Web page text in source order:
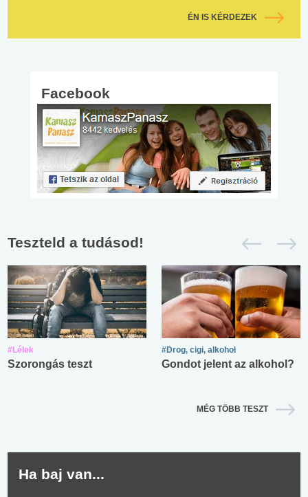
ÉN IS KÉRDEZEK
Facebook
Teszteld a tudásod!
#Lélek
Szorongás teszt
#Drog, cigi, alkohol
Gondot jelent az alkohol?
MÉG TÖBB TESZT
Ha baj van...